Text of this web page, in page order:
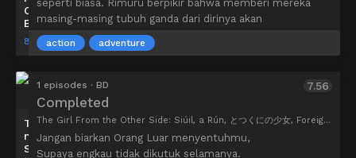
OVA
BD
8bit
seperti biasa. Rimuru berpikir bahwa memberi mereka
masing-masing tubuh ganda dari dirinya akan
menyelesaikan konflik, tapi ketika dia membayangkan
beberapa temannya yang lain memintanya melakukan hal
rencana itu. Kemudian ia mendapat ide untuk membuat
bantalan berbentuk slime miliknya. Dia berkeliling
Tempest untuk melihat apakah teman-temannya
mengetahui bahwa jenis pasir khusus yang ditemukan di
action adventure
Totsukuni
no
Shoujo
1 episodes · BD
Completed
The Girl From the Other Side: Siúil, a Rún, とつくにの少女, Foreign Girl
7.56
Jangan biarkan Orang Luar menyentuhmu,
Supaya engkau tidak dikutuk selamanya.
Tsuujou
Kougeki